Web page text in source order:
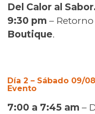
Del Calor al
9:30 pm – Retorno
Boutique.
Día 2 – Sábado 09/
Evento
7:00 a 7:45 am –